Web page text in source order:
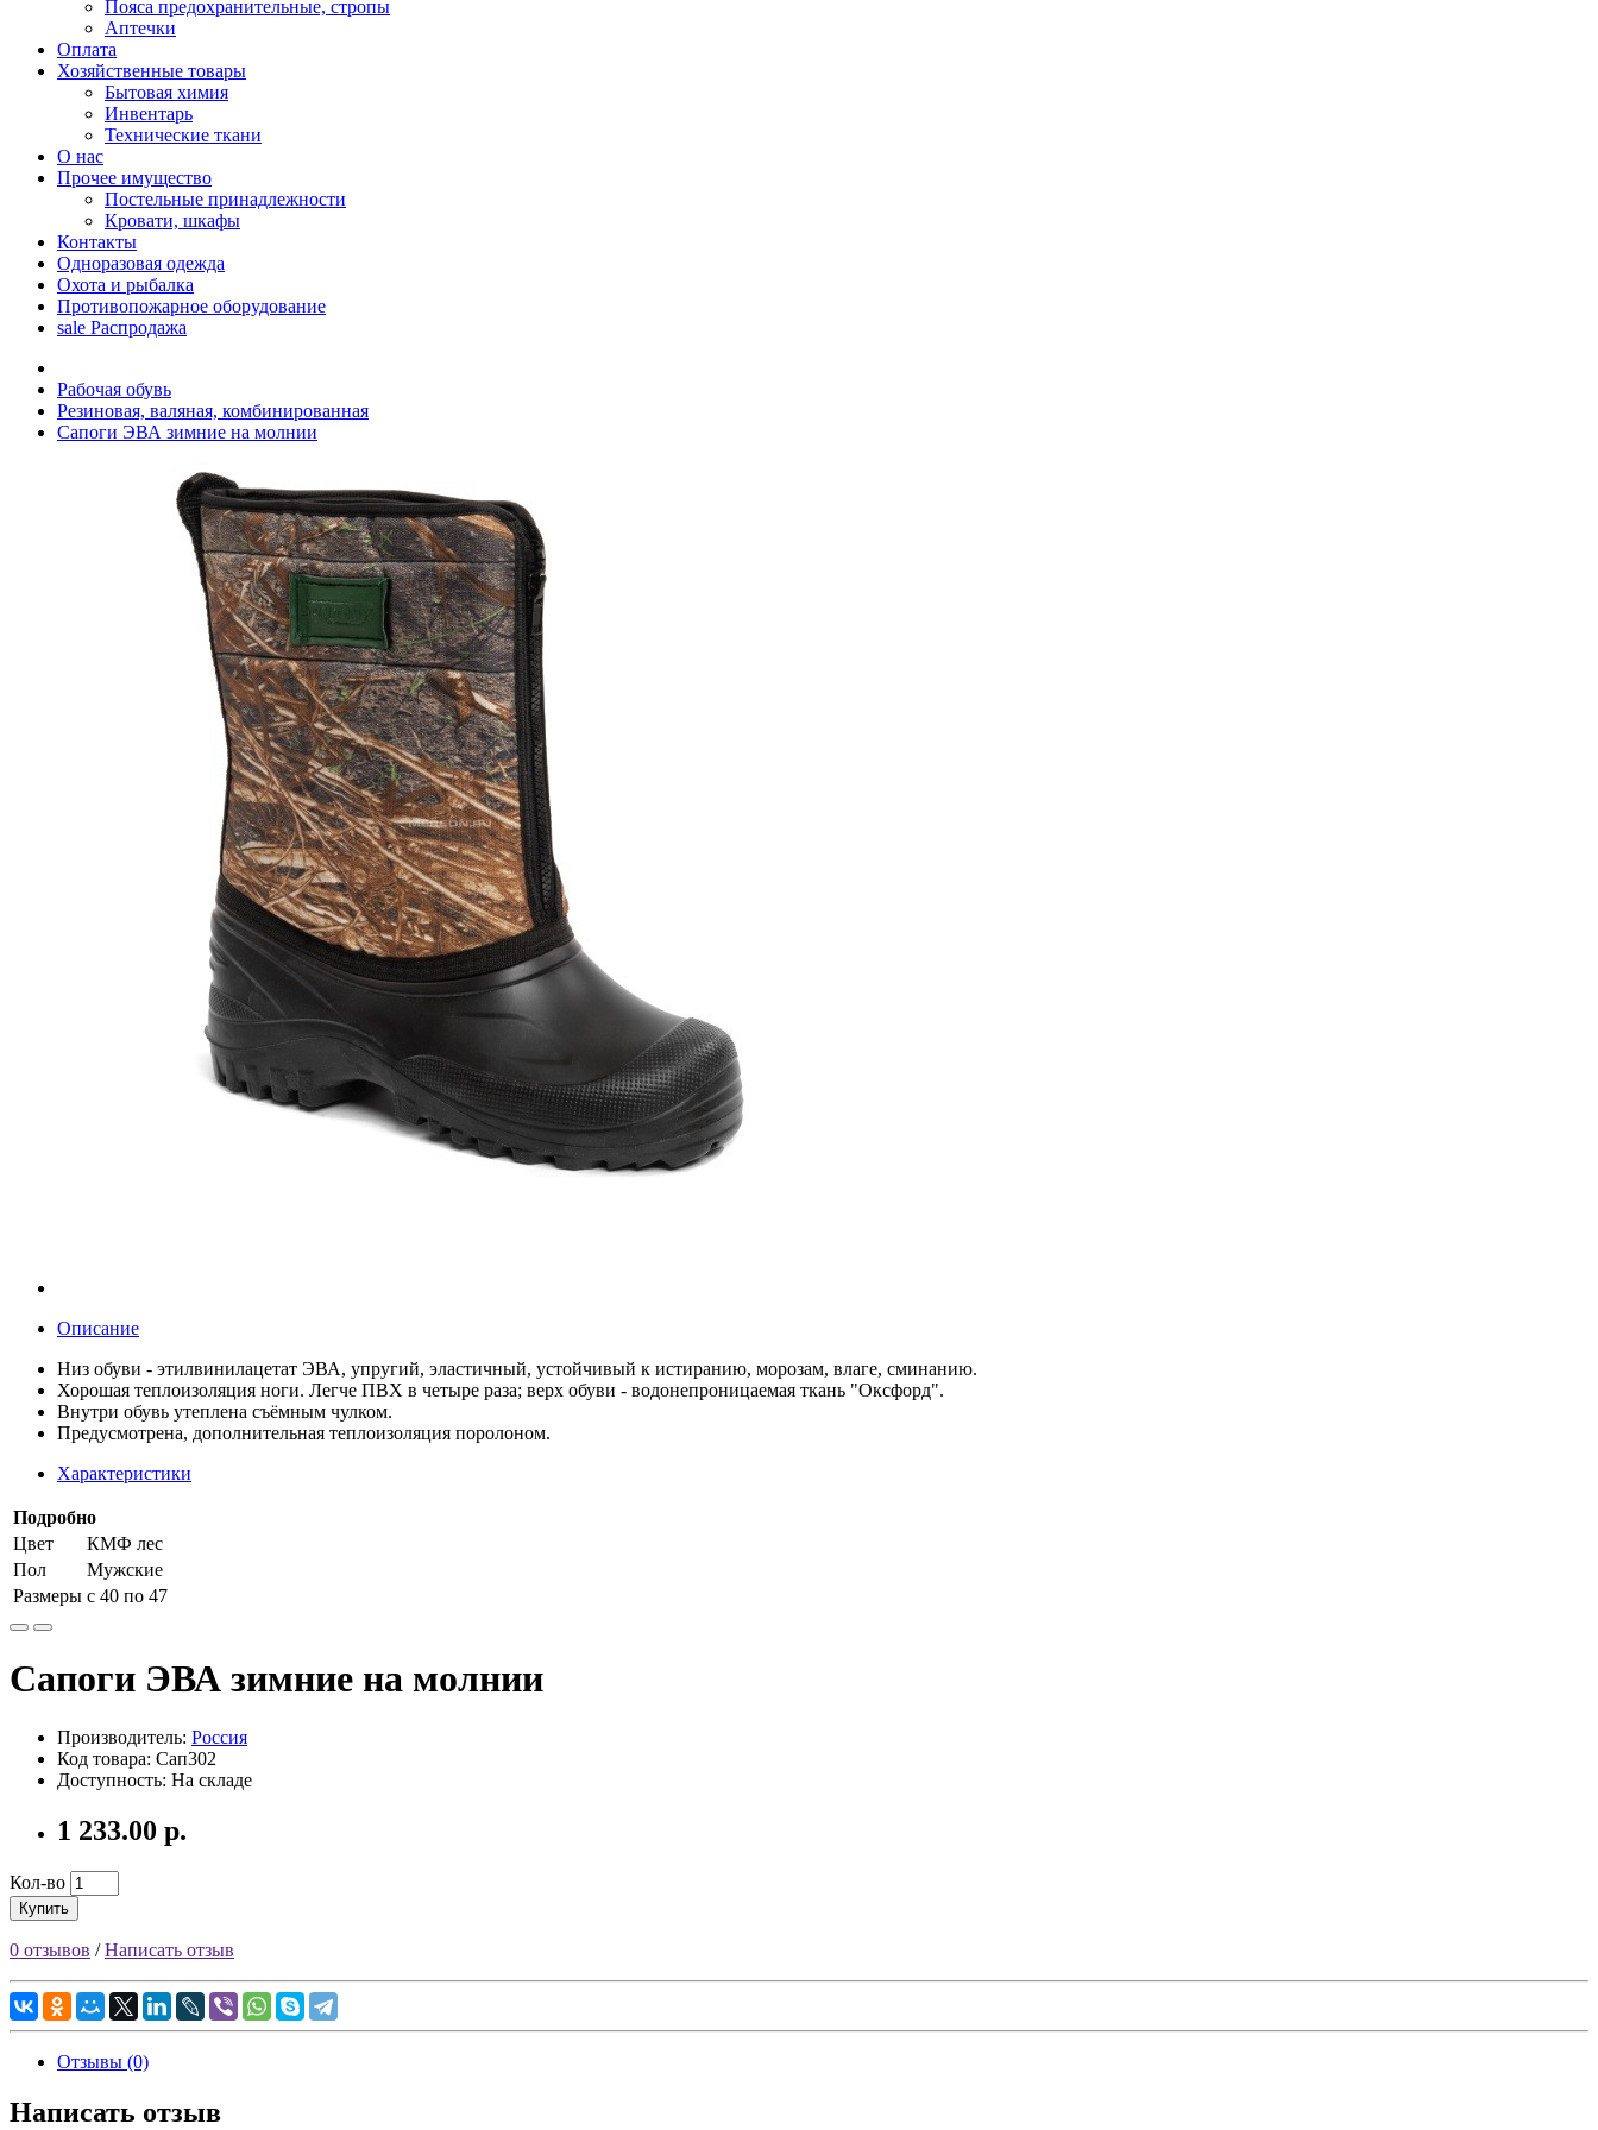
Пояса предохранительные, стропы
Аптечки
Оплата
Хозяйственные товары
Бытовая химия
Инвентарь
Технические ткани
О нас
Прочее имущество
Постельные принадлежности
Кровати, шкафы
Контакты
Одноразовая одежда
Охота и рыбалка
Противопожарное оборудование
sale Распродажа
Рабочая обувь
Резиновая, валяная, комбинированная
Сапоги ЭВА зимние на молнии
Описание
Низ обуви - этилвинилацетат ЭВА, упругий, эластичный, устойчивый к истиранию, морозам, влаге, сминанию.
Хорошая теплоизоляция ноги. Легче ПВХ в четыре раза; верх обуви - водонепроницаемая ткань "Оксфорд".
Внутри обувь утеплена съёмным чулком.
Предусмотрена, дополнительная теплоизоляция поролоном.
Характеристики
Подробно
Цвет
КМФ лес
Пол
Мужские
Размеры с 40 по 47
Сапоги ЭВА зимние на молнии
Производитель: Россия
Код товара: Сап302
Доступность: На складе
1 233.00 р.
Кол-во
Купить
0 отзывов /Написать отзыв
Отзывы (0)
Написать отзыв